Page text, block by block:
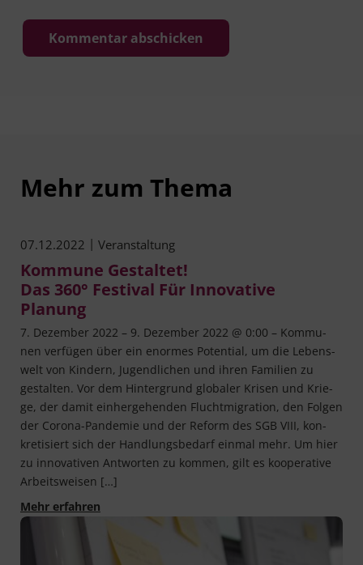
Mehr zum Thema
07.12.2022 | Veranstaltung
Kommune Gestaltet!
Das 360° Festival Für Innovative
Planung
7. Dezem­ber 2022 – 9. Dezem­ber 2022 @ 0:00 – Kom­mu­
nen ver­fü­gen über ein enor­mes Poten­ti­al, um die Lebens­
welt von Kin­dern, Jugend­li­chen und ihren Fami­li­en zu
gestal­ten. Vor dem Hin­ter­grund glo­ba­ler Kri­sen und Krie­
ge, der damit ein­her­ge­hen­den Flucht­mi­gra­ti­on, den Fol­gen
der Coro­na-Pan­de­mie und der Reform des SGB VIII, kon­
kre­ti­siert sich der Hand­lungs­be­darf ein­mal mehr. Um hier
zu inno­va­ti­ven Ant­wor­ten zu kom­men, gilt es koope­ra­ti­ve
Arbeitsweisen […]
Mehr erfahrenKommune gestaltet!
Das 360° Festival für innovative Planung